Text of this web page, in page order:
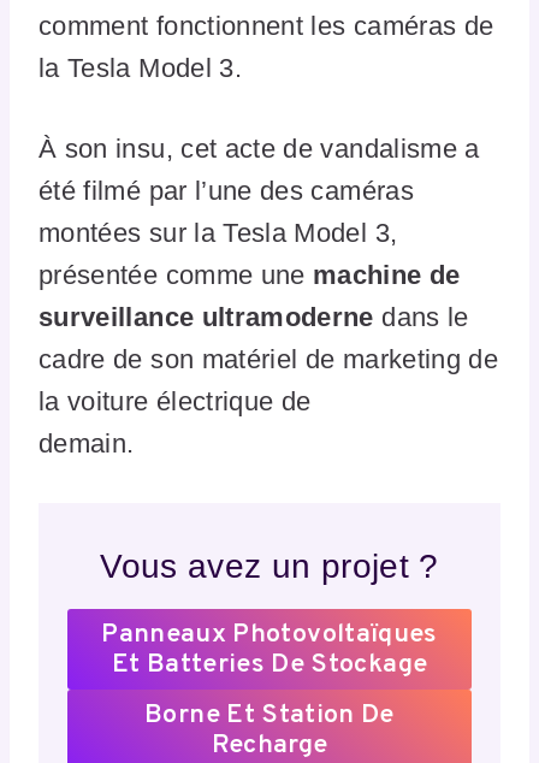
comment fonctionnent les caméras de
la Tesla Model 3.
À son insu, cet acte de vandalisme a
été filmé par l’une des caméras
montées sur la Tesla Model 3,
présentée comme une machine de
surveillance ultramoderne dans le
cadre de son matériel de marketing de
la voiture électrique de
demain.
Vous avez un projet ?
Panneaux Photovoltaïques
Et Batteries De Stockage
Borne Et Station De
Recharge